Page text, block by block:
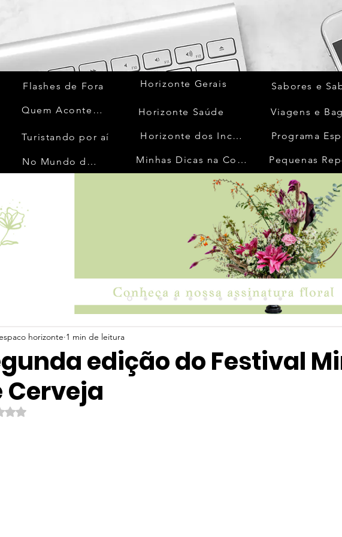
Flashes de Fora
Quem Acontece
Turistando por aí
No Mundo da Moda
Horizonte Gerais
Horizonte Saúde
Horizonte dos Inconfidentes
Minhas Dicas na Cozinha
Sabores e
Viagens e
Programa
Pequenas
edição do Festival
Cerveja
horizonte 1 min de leitura
Avaliado com NaN de 5 estrelas.